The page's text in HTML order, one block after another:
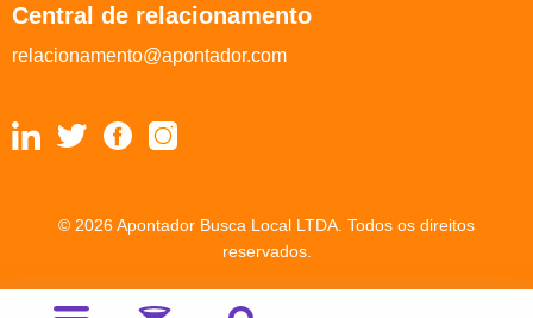
Central de relacionamento
relacionamento@apontador.com
© 2026 Apontador Busca Local LTDA. Todos os direitos
reservados.